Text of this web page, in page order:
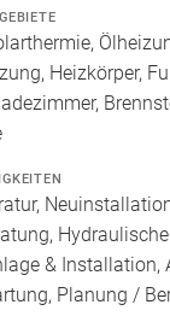
Heizkörper,
& Installation,
Planung /